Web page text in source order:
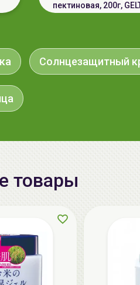
пектиновая, 200г,
aкция
Солнцезащитный
товары